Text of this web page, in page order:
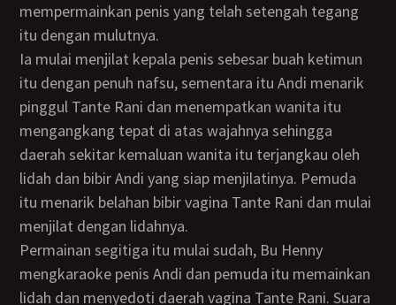
mempermainkan penis yang telah setengah tegang
itu dengan mulutnya.
Ia mulai menjilat kepala penis sebesar buah ketimun
itu dengan penuh nafsu, sementara itu Andi menarik
pinggul Tante Rani dan menempatkan wanita itu
mengangkang tepat di atas wajahnya sehingga
daerah sekitar kemaluan wanita itu terjangkau oleh
lidah dan bibir Andi yang siap menjilatinya. Pemuda
itu menarik belahan bibir vagina Tante Rani dan mulai
menjilat dengan lidahnya.
Permainan segitiga itu mulai sudah, Bu Henny
mengkaraoke penis Andi dan pemuda itu memainkan
lidah dan menyedoti daerah vagina Tante Rani. Suara